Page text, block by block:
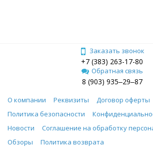
Заказать звонок
+7 (383) 263-17-80
Обратная связь
8 (903) 935‒29‒87
О компании Реквизиты
Договор оферты
Политика безопасности
Новости
Соглашение на обработку
Обзоры
Политика возврата